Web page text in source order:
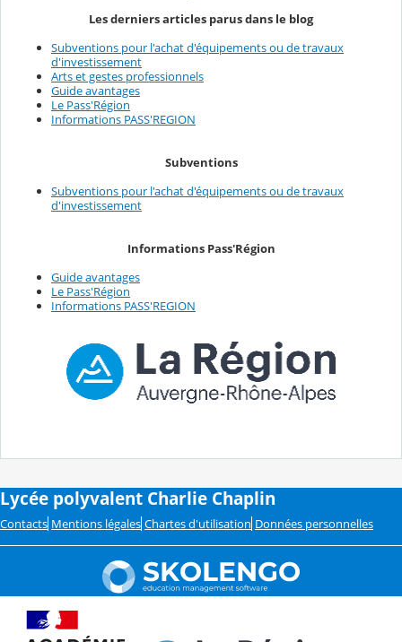
Les derniers articles parus dans le blog
Subventions pour l'achat d'équipements ou de travaux
d'investissement
Arts et gestes professionnels
Guide avantages
Le Pass'Région
Informations PASS'REGION
Subventions
Subventions pour l'achat d'équipements ou de travaux
d'investissement
Informations Pass'Région
Guide avantages
Le Pass'Région
Informations PASS'REGION
Lycée polyvalent Charlie Chaplin
Contacts Mentions légales Chartes d'utilisation Données personnelles